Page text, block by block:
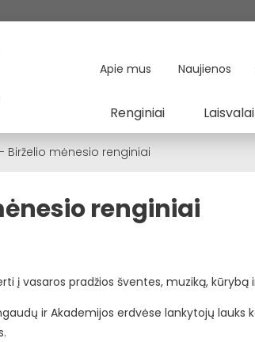
Apie mus Naujienos
Renginiai
- Birželio mėnesio renginiai
renginiai
į vasaros pradžios šventes, muziką,
ir Akademijos erdvėse lankytojų